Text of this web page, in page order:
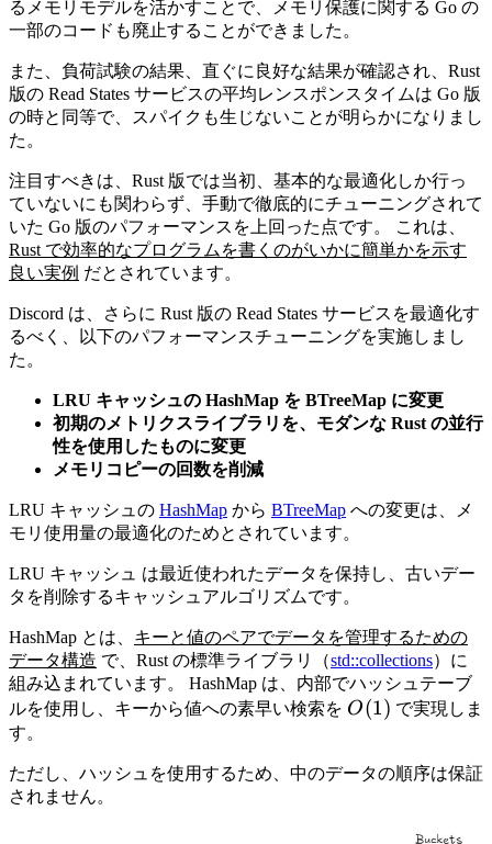
るメモリモデルを活かすことで、メモリ保護に関する Go の
一部のコードも廃止することができました。
また、負荷試験の結果、直ぐに良好な結果が確認され、Rust
版の Read States サービスの平均レンスポンスタイムは Go 版
の時と同等で、スパイクも生じないことが明らかになりまし
た。
注目すべきは、Rust 版では当初、基本的な最適化しか行っ
ていないにも関わらず、手動で徹底的にチューニングされて
いた Go 版のパフォーマンスを上回った点です。 これは、
Rust で効率的なプログラムを書くのがいかに簡単かを示す
良い実例 だとされています。
Discord は、さらに Rust 版の Read States サービスを最適化す
るべく、以下のパフォーマンスチューニングを実施しまし
た。
LRU キャッシュの HashMap を BTreeMap に変更
初期のメトリクスライブラリを、モダンな Rust の並行
性を使用したものに変更
メモリコピーの回数を削減
LRU キャッシュの HashMap から BTreeMap への変更は、メ
モリ使用量の最適化のためとされています。
LRU キャッシュ は最近使われたデータを保持し、古いデー
タを削除するキャッシュアルゴリズムです。
HashMap とは、 キーと値のペアでデータを管理するための
データ構造 で、Rust の標準ライブラリ（std::collections）に
組み込まれています。 HashMap は、内部でハッシュテーブ
ルを使用し、キーから値への素早い検索を O(1)
O(1) で実現しま
す。
ただし、ハッシュを使用するため、中のデータの順序は保証
されません。